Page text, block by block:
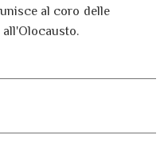
al coro delle